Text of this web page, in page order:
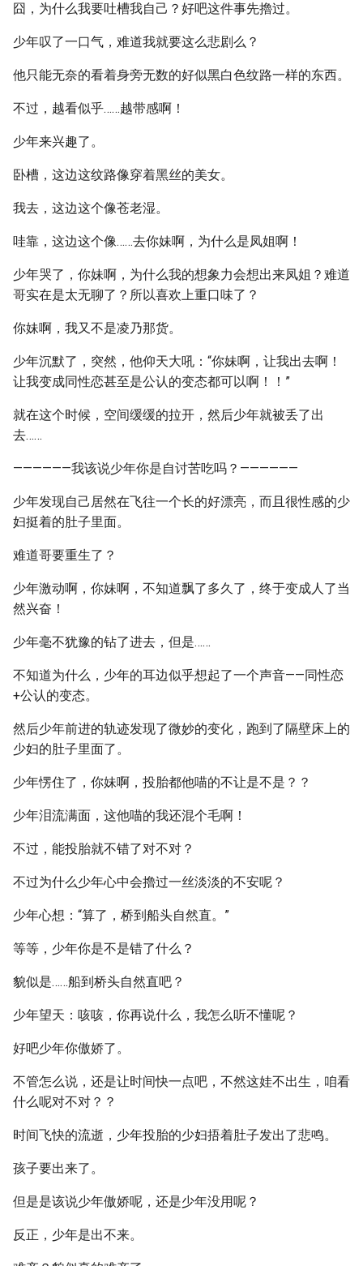
囧，为什么我要吐槽我自己？好吧这件事先擼过。
少年叹了一口气，难道我就要这么悲剧么？
他只能无奈的看着身旁无数的好似黑白色纹路一样的东西。
不过，越看似乎……越带感啊！
少年来兴趣了。
卧槽，这边这纹路像穿着黑丝的美女。
我去，这边这个像苍老湿。
哇靠，这边这个像……去你妹啊，为什么是凤姐啊！
少年哭了，你妹啊，为什么我的想象力会想出来凤姐？难道
哥实在是太无聊了？所以喜欢上重口味了？
你妹啊，我又不是凌乃那货。
少年沉默了，突然，他仰天大吼：“你妹啊，让我出去啊！
让我变成同性恋甚至是公认的变态都可以啊！！”
就在这个时候，空间缓缓的拉开，然后少年就被丢了出
去……
——————我该说少年你是自讨苦吃吗？——————
少年发现自己居然在飞往一个长的好漂亮，而且很性感的少
妇挺着的肚子里面。
难道哥要重生了？
少年激动啊，你妹啊，不知道飘了多久了，终于变成人了当
然兴奋！
少年毫不犹豫的钻了进去，但是……
不知道为什么，少年的耳边似乎想起了一个声音——同性恋
+公认的变态。
然后少年前进的轨迹发现了微妙的变化，跑到了隔壁床上的
少妇的肚子里面了。
少年愣住了，你妹啊，投胎都他喵的不让是不是？？
少年泪流满面，这他喵的我还混个毛啊！
不过，能投胎就不错了对不对？
不过为什么少年心中会擼过一丝淡淡的不安呢？
少年心想：“算了，桥到船头自然直。”
等等，少年你是不是错了什么？
貌似是……船到桥头自然直吧？
少年望天：咳咳，你再说什么，我怎么听不懂呢？
好吧少年你傲娇了。
不管怎么说，还是让时间快一点吧，不然这娃不出生，咱看
什么呢对不对？？
时间飞快的流逝，少年投胎的少妇捂着肚子发出了悲鸣。
孩子要出来了。
但是是该说少年傲娇呢，还是少年没用呢？
反正，少年是出不来。